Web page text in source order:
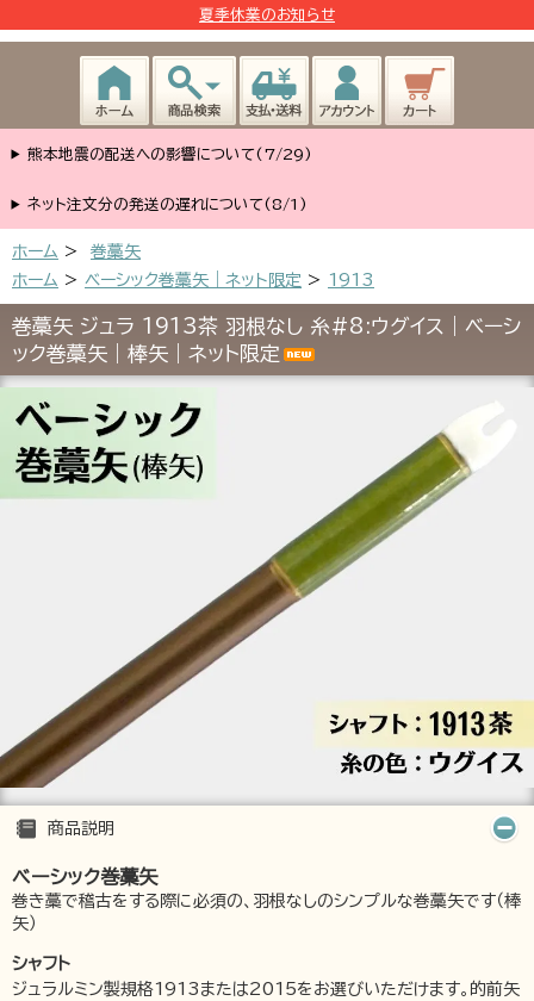
夏季休業のお知らせ
熊本地震の配送への影響について(7/29)
ネット注文分の発送の遅れについて(8/1)
ホーム >
巻藁矢
ホーム > ベーシック巻藁矢｜ネット限定 > 1913
巻藁矢 ジュラ 1913茶 羽根なし 糸#8:ウグイス｜ベーシ
ック巻藁矢｜棒矢｜ネット限定
商品説明
ベーシック巻藁矢
巻き藁で稽古をする際に必須の、羽根なしのシンプルな巻藁矢です（棒
矢）
シャフト
ジュラルミン製規格1913または2015をお選びいただけます。的前矢